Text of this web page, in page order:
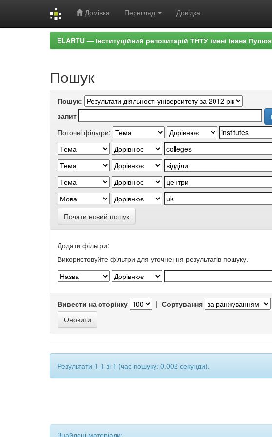
Домівка Перегляд Довідка
ELARTU — Інституційний репозитарій ТНТУ імені Івана Пулюя
Пошук
Пошук:
запит
Поточні фільтри:
Почати новий пошук
Додати фільтри:
Використовуйте фільтри для уточнення результатів пошуку.
Вивести на сторінку | Сортування
Результати 1-1 зі 1 (час пошуку: 0.002 секунди).
Знайдені матеріали: